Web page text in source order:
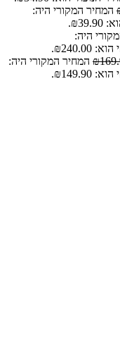
המחיר המקורי היה:
היה:
₪ המחיר המקורי היה: